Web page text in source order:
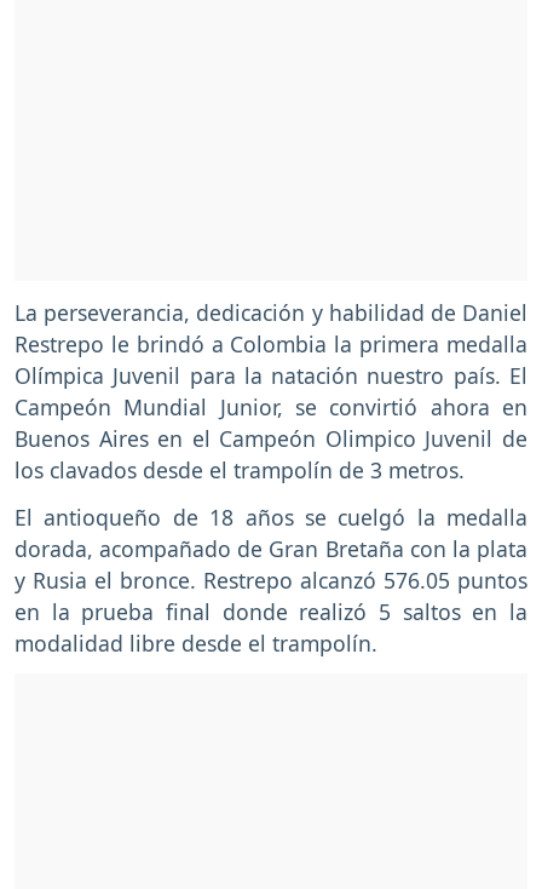
La perseverancia, dedicación y habilidad de Daniel
Restrepo le brindó a Colombia la primera medalla
Olímpica Juvenil para la natación nuestro país. El
Campeón Mundial Junior, se convirtió ahora en
Buenos Aires en el Campeón Olimpico Juvenil de
los clavados desde el trampolín de 3 metros.
El antioqueño de 18 años se cuelgó la medalla
dorada, acompañado de Gran Bretaña con la plata
y Rusia el bronce. Restrepo alcanzó 576.05 puntos
en la prueba final donde realizó 5 saltos en la
modalidad libre desde el trampolín.